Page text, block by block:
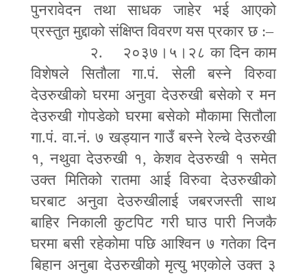
पुनरावेदन तथा साधक जाहेर भई आएको
प्रस्तुत मुद्दाको संक्षिप्त विवरण यस प्रकार छ :–
२. २०३७।५।२८ का दिन काम
विशेषले सितौला गा.पं. सेली बस्ने विरुवा
देउरुखीको घरमा अनुवा देउरुखी बसेको र मन
देउरुखी गोपडेको घरमा बसेको मौकामा सितौला
गा.पं. वा.नं. ७ खड्यान गाउँ बस्ने रेल्चे देउरुखी
१,नथुवा देउरुखी १,केशव देउरुखी १ समेत
उक्त मितिको रातमा आई विरुवा देउरुखीको
घरबाट अनुवा देउरुखीलाई जबरजस्ती साथ
बाहिर निकाली कुटपिट गरी घाउ पारी निजकै
घरमा बसी रहेकोमा पछि आश्विन ७ गतेका दिन
बिहान अनुबा देउरुखीको मृत्यु भएकोले उक्त ३